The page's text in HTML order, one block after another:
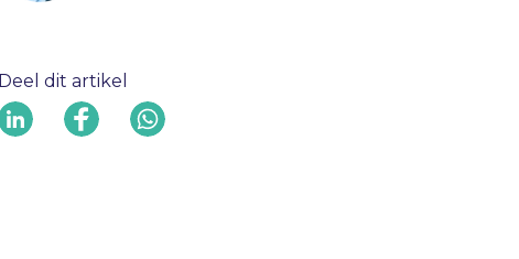
Deel dit artikel